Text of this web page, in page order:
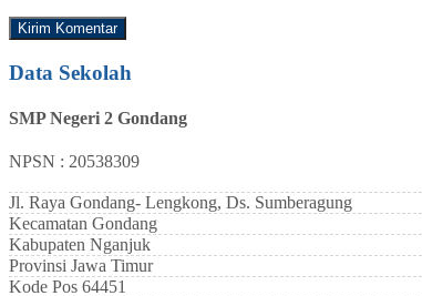
Data Sekolah
SMP Negeri 2 Gondang
NPSN : 20538309
Jl. Raya Gondang- Lengkong, Ds. Sumberagung
Kecamatan Gondang
Kabupaten Nganjuk
Provinsi Jawa Timur
Kode Pos 64451